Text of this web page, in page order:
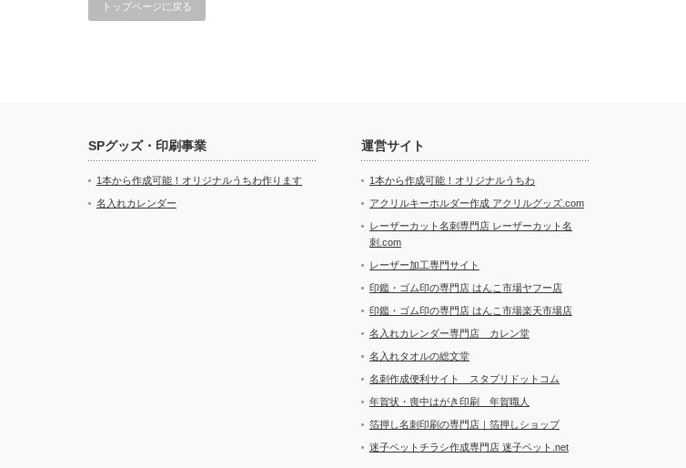
トップページに戻る
SPグッズ・印刷事業
1本から作成可能！オリジナルうちわ作ります
名入れカレンダー
運営サイト
1本から作成可能！オリジナルうちわ
アクリルキーホルダー作成 アクリルグッズ.com
レーザーカット名刺専門店 レーザーカット名
刺.com
レーザー加工専門サイト
印鑑・ゴム印の専門店 はんこ市場ヤフー店
印鑑・ゴム印の専門店 はんこ市場楽天市場店
名入れカレンダー専門店 カレン堂
名入れタオルの総文堂
名刺作成便利サイト スタプリドットコム
年賀状・喪中はがき印刷 年賀職人
箔押し名刺印刷の専門店｜箔押しショップ
迷子ペットチラシ作成専門店 迷子ペット.net